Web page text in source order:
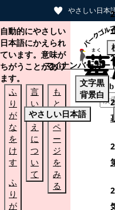
やさしい日本
本文へスキップする
自動的にやさしい
日本語にかえられ
ています。意味が
ちがうことがあり
ます。
ふ
り
が
な
を
け
す
ふ
り
が
言
い
替
え
に
つ
い
て
も
と
の
ペ
ー
ジ
を
み
る
マイナンバーカー
文字黒
背景白
やさしい日本語